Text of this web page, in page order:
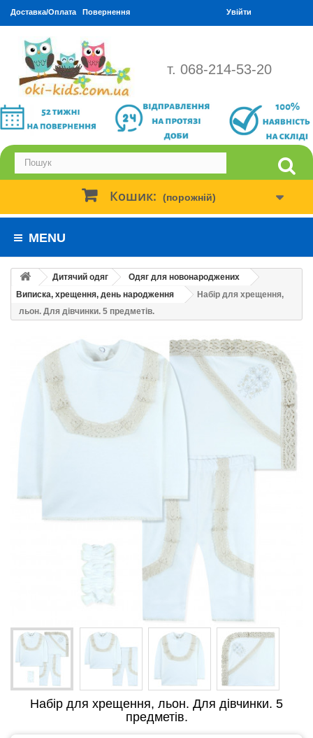
Доставка/Оплата Повернення Увійти
т. 068-214-53-20
Кошик: (порожній)
MENU
Дитячий одяг
Одяг для новонароджених
Виписка, хрещення, день народження
Набір для хрещення,
льон. Для дівчинки. 5 предметів.
Набір для хрещення, льон. Для дівчинки. 5
предметів.